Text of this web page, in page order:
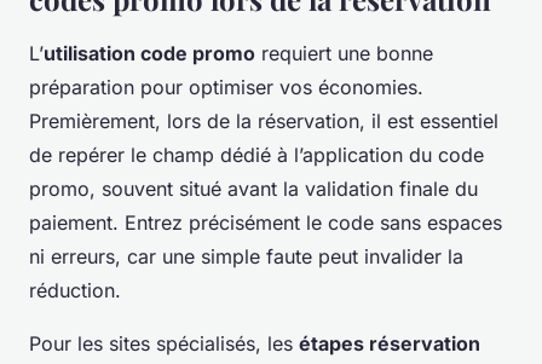
L’utilisation code promo requiert une bonne
préparation pour optimiser vos économies.
Premièrement, lors de la réservation, il est essentiel
de repérer le champ dédié à l’application du code
promo, souvent situé avant la validation finale du
paiement. Entrez précisément le code sans espaces
ni erreurs, car une simple faute peut invalider la
réduction.
Pour les sites spécialisés, les étapes réservation